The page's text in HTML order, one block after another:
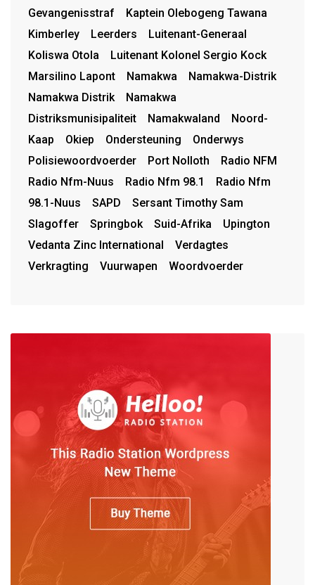
Gevangenisstraf
Kaptein Olebogeng Tawana
Kimberley
Leerders
Luitenant-Generaal
Koliswa Otola
Luitenant Kolonel Sergio Kock
Marsilino Lapont
Namakwa
Namakwa-Distrik
Namakwa Distrik
Namakwa
Distriksmunisipaliteit
Namakwaland
Noord-
Kaap
Okiep Ondersteuning
Onderwys
Polisiewoordvoerder
Port Nolloth
Radio NFM
Radio Nfm-Nuus
Radio Nfm 98.1
Radio Nfm
98.1-Nuus
SAPD
Sersant Timothy Sam
Slagoffer
Springbok Suid-Afrika
Upington
Vedanta Zinc International
Verdagtes
Verkragting
Vuurwapen Woordvoerder